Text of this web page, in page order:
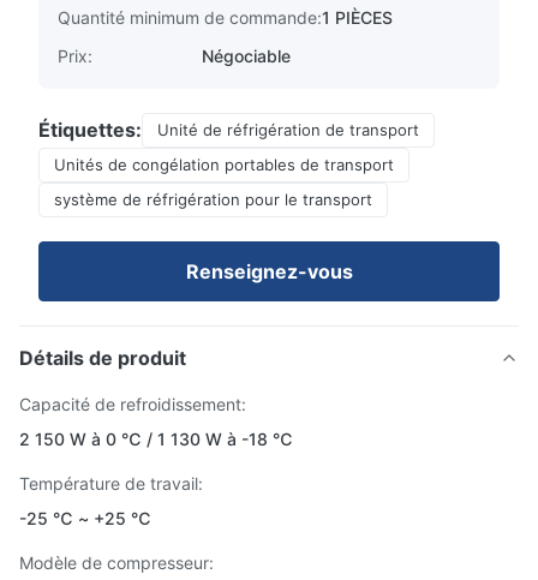
Quantité minimum de commande:1 PIÈCES
Prix:
Négociable
Étiquettes:
Unité de réfrigération de transport
Unités de congélation portables de transport
système de réfrigération pour le transport
Renseignez-vous
Détails de produit
Capacité de refroidissement:
2 150 W à 0 ℃ / 1 130 W à -18 ℃
Température de travail:
-25 ℃ ~ +25 ℃
Modèle de compresseur: